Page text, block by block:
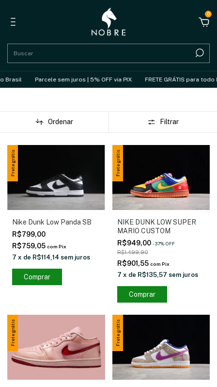
0
Parcele sem juros | 5% OFF via PIX FRETE GRÁTIS para todo Brasil
Ordenar Filtrar
Frete grátis
Nike Dunk Low Panda SB
R$799,00
R$759,05 com Pix
7 x de R$114,14 sem juros
Comprar
Frete grátis
NIKE DUNK LOW SUPER
MARIO CUSTOM
R$949,00 -37% OFF
R$1.499,90
R$901,55 com Pix
7 x de R$135,57 sem juros
Comprar
Frete grátis Frete grátis